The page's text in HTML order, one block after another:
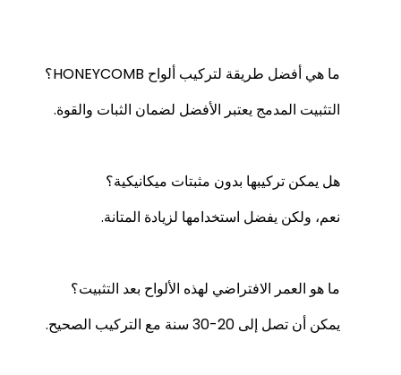
ما هي أفضل طريقة لتركيب ألواح HONEYCOMB؟
التثبيت المدمج يعتبر الأفضل لضمان الثبات والقوة.
هل يمكن تركيبها بدون مثبتات ميكانيكية؟
نعم، ولكن يفضل استخدامها لزيادة المتانة.
ما هو العمر الافتراضي لهذه الألواح بعد التثبيت؟
يمكن أن تصل إلى 20-30 سنة مع التركيب الصحيح.